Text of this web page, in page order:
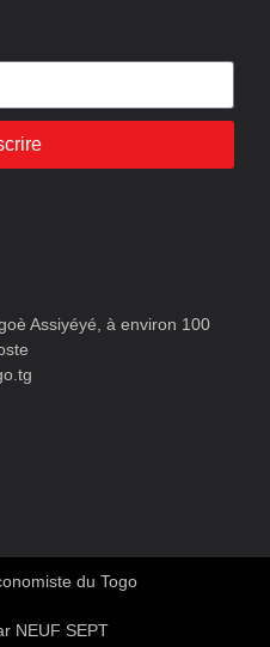
Assiyéyé, à environ 100
du Togo
NEUF SEPT